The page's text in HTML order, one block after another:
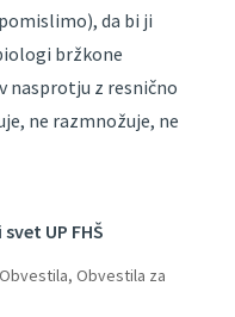
da bi ji
bržkone
nasprotju z resnično
ne razmnožuje, ne
UP FHŠ
Obvestila, Obvestila za